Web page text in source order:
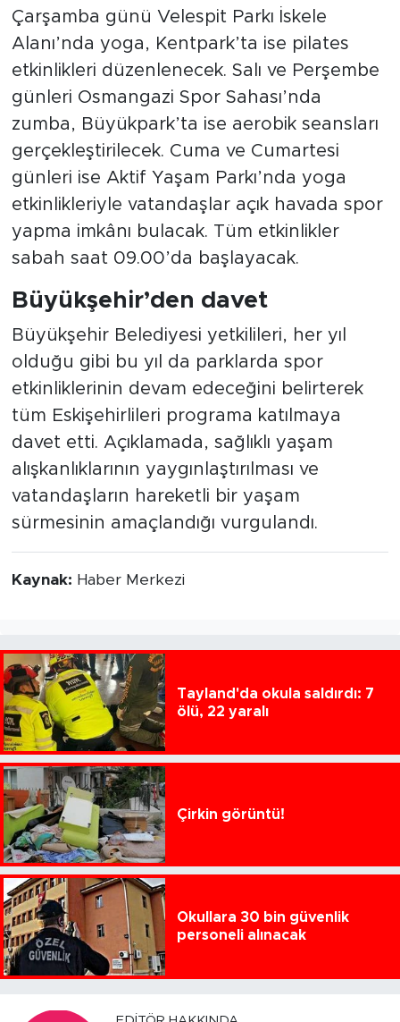
Çarşamba günü Velespit Parkı İskele
Alanı’nda yoga, Kentpark’ta ise pilates
etkinlikleri düzenlenecek. Salı ve Perşembe
günleri Osmangazi Spor Sahası’nda
zumba, Büyükpark’ta ise aerobik seansları
gerçekleştirilecek. Cuma ve Cumartesi
günleri ise Aktif Yaşam Parkı’nda yoga
etkinlikleriyle vatandaşlar açık havada spor
yapma imkânı bulacak. Tüm etkinlikler
sabah saat 09.00’da başlayacak.
Büyükşehir’den davet
Büyükşehir Belediyesi yetkilileri, her yıl
olduğu gibi bu yıl da parklarda spor
etkinliklerinin devam edeceğini belirterek
tüm Eskişehirlileri programa katılmaya
davet etti. Açıklamada, sağlıklı yaşam
alışkanlıklarının yaygınlaştırılması ve
vatandaşların hareketli bir yaşam
sürmesinin amaçlandığı vurgulandı.
Kaynak: Haber Merkezi
Tayland'da okula saldırdı: 7
ölü, 22 yaralı
Çirkin görüntü!
Okullara 30 bin güvenlik
personeli alınacak